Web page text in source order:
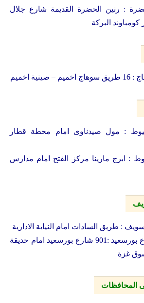
: رنين الحضرة القديمة شارع جلال
كومباوند البركة
اخميم
: مول صيدناوى امام محطة قطار
: ابرج مارينا مركز الفتح امام مدارس
: طريق السادات امام النياية الادارية
رنين فرع شارع بورسعيد :901 شارع بورسعيد امام حديقة
سوق غزة
المحافظات